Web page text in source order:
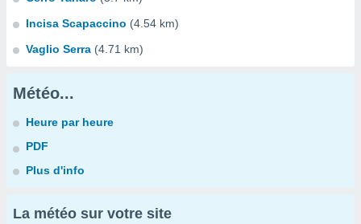
Incisa Scapaccino (4.54 km)
Vaglio Serra (4.71 km)
Météo...
Heure par heure
PDF
Plus d'info
La météo sur votre site